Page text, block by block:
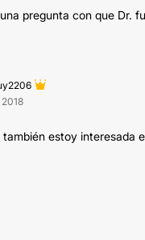
pregunta con que Dr.
también estoy interesada